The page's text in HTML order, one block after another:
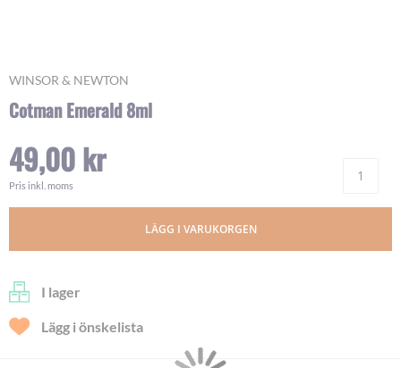
WINSOR & NEWTON
Cotman Emerald 8ml
49,00 kr
Pris inkl. moms
LÄGG I VARUKORGEN
I lager
Lägg i önskelista
Skip
the
of
the
images